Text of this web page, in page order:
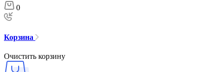
0
Корзина
Очистить корзину